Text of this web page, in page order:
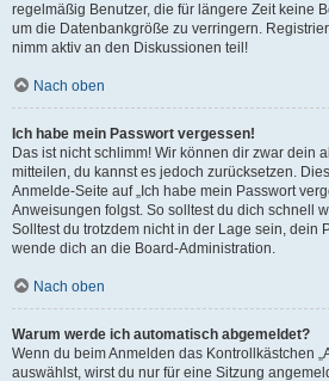
regelmäßig Benutzer, die für längere Zeit keine
um die Datenbankgröße zu verringern.
nimm aktiv an den Diskussionen teil!
Nach oben
Ich habe mein Passwort vergessen!
Das ist nicht schlimm! Wir können dir zwar dein
mitteilen, du kannst es jedoch zurücksetzen.
Anmelde-Seite auf „Ich habe mein Passwort
Anweisungen folgst. So solltest du dich schnell
Solltest du trotzdem nicht in der Lage sein, dein
wende dich an die Board-Administration.
Nach oben
Warum werde ich automatisch abgemeldet?
Wenn du beim Anmelden das Kontrollkästchen
auswählst, wirst du nur für eine Sitzung